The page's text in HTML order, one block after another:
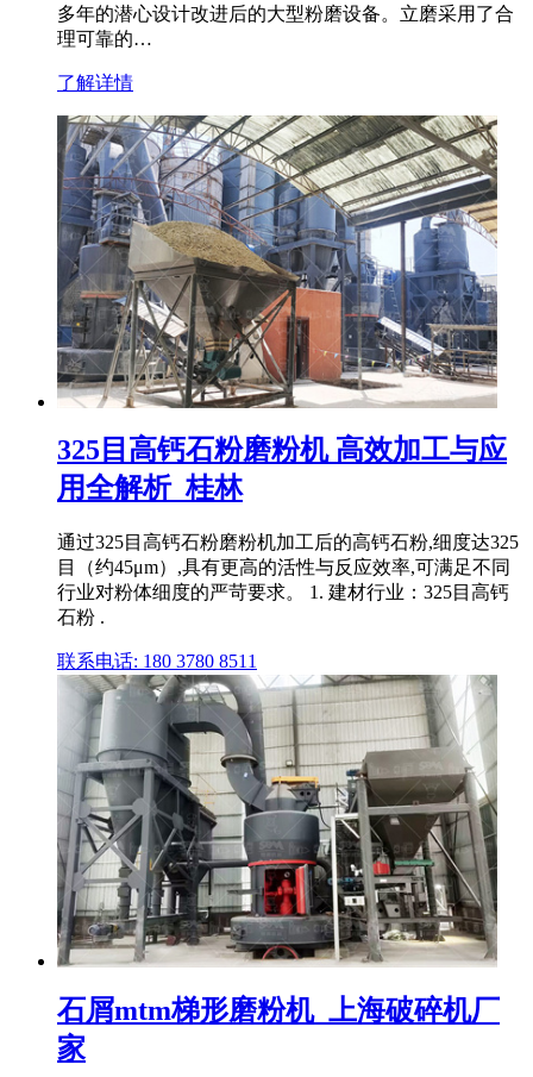
多年的潜心设计改进后的大型粉磨设备。立磨采用了合
理可靠的…
了解详情
325目高钙石粉磨粉机 高效加工与应
用全解析_桂林
通过325目高钙石粉磨粉机加工后的高钙石粉,细度达325
目（约45μm）,具有更高的活性与反应效率,可满足不同
行业对粉体细度的严苛要求。 1. 建材行业：325目高钙
石粉 .
联系电话: 180 3780 8511
石屑mtm梯形磨粉机_上海破碎机厂
家